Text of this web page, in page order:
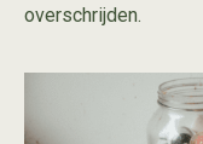
overschrijden.